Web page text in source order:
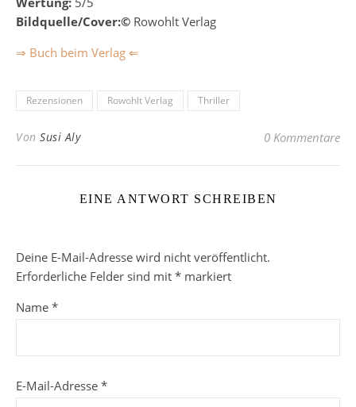
Bildquelle/Cover:© Rowohlt Verlag
⇒ Buch beim Verlag ⇐
Rezensionen Rowohlt Verlag Thriller
Von Susi Aly 0 Kommentare
EINE ANTWORT SCHREIBEN
Deine E-Mail-Adresse wird nicht veröffentlicht.
Erforderliche Felder sind mit * markiert
Name *
E-Mail-Adresse *